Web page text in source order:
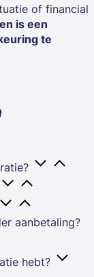
of financial
is een
te
aanbetaling?
hebt?